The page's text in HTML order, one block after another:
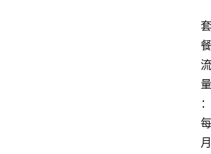
套
餐
流
量
：
每
月